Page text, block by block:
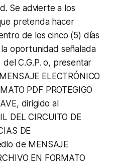
Se advierte a los
pretenda hacer
de los cinco (5) días
oportunidad señalada
C.G.P. o, presentar
ELECTRÓNICO
PDF PROTEGIGO
dirigido al
DEL CIRCUITO DE
DE
de MENSAJE
EN FORMATO